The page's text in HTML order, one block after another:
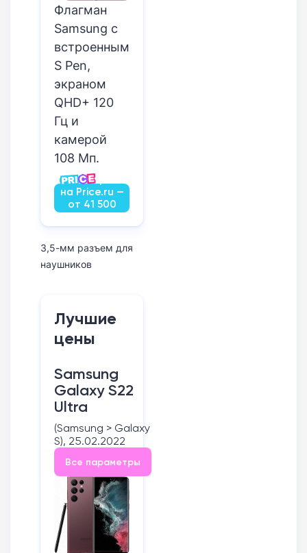
Флагман
Samsung с
встроенным
S Pen,
экраном
QHD+ 120
Гц и
камерой
108 Мп.
Посмотреть
на Price.ru —
от 41 500
руб.
3,5-мм разъем для
наушников
Лучшие
цены
Samsung
Galaxy S22
Ultra
(Samsung > Galaxy
S), 25.02.2022
Все параметры